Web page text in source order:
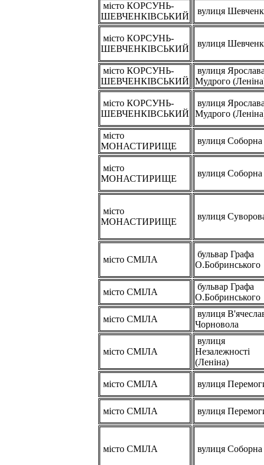
місто КОРСУНЬ-
ШЕВЧЕНКІВСЬКИЙ
вулиця
місто КОРСУНЬ-
ШЕВЧЕНКІВСЬКИЙ
вулиця
місто КОРСУНЬ-
ШЕВЧЕНКІВСЬКИЙ
вулиця
Мудрого
місто КОРСУНЬ-
ШЕВЧЕНКІВСЬКИЙ
вулиця
Мудрого
місто
МОНАСТИРИЩЕ
вулиця Соборна
місто
МОНАСТИРИЩЕ
вулиця Соборна
місто
МОНАСТИРИЩЕ
вулиця
місто СМІЛА
бульвар Графа
О.Бобринського
місто СМІЛА
бульвар Графа
О.Бобринського
місто СМІЛА
вулиця
Чорновола
місто СМІЛА
вулиця
Незалежності
(Леніна)
місто СМІЛА вулиця
місто СМІЛА вулиця
місто СМІЛА вулиця Соборна